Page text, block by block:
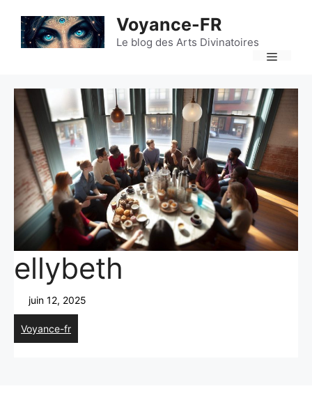
contenu
Voyance-FR
Le blog des Arts Divinatoires
ellybeth
juin 12, 2025
Voyance-fr